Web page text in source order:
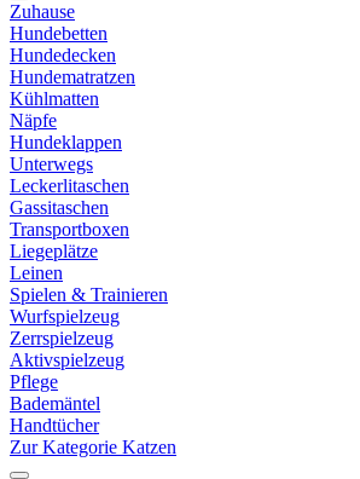
Zuhause
Hundebetten
Hundedecken
Hundematratzen
Kühlmatten
Näpfe
Hundeklappen
Unterwegs
Leckerlitaschen
Gassitaschen
Transportboxen
Liegeplätze
Leinen
Spielen & Trainieren
Wurfspielzeug
Zerrspielzeug
Aktivspielzeug
Pflege
Bademäntel
Handtücher
Zur Kategorie Katzen